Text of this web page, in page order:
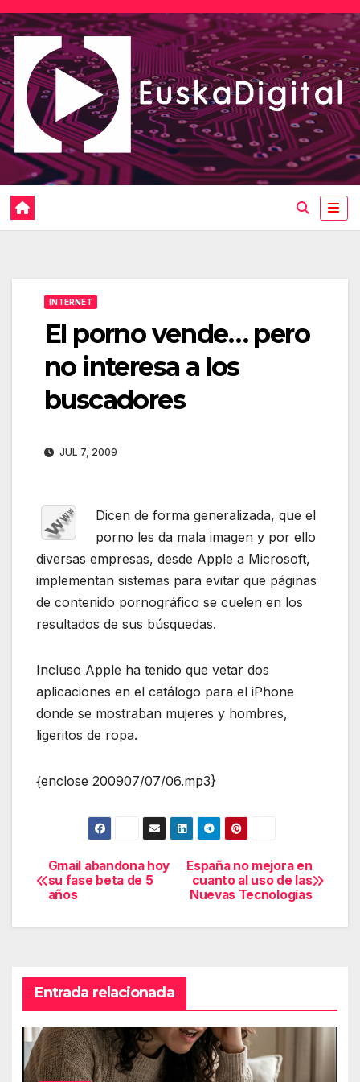
Saltar
al
contenido
INTERNET
El porno vende… pero
no interesa a los
buscadores
JUL 7, 2009
Dicen de forma generalizada, que el
porno les da mala imagen y por ello
diversas empresas, desde Apple a Microsoft,
implementan sistemas para evitar que páginas
de contenido pornográfico se cuelen en los
resultados de sus búsquedas.
Incluso Apple ha tenido que vetar dos
aplicaciones en el catálogo para el iPhone
donde se mostraban mujeres y hombres,
ligeritos de ropa.
{enclose 200907/07/06.mp3}
Navegación
de
España no mejora en
cuanto al uso de las
Nuevas Tecnologías
Gmail abandona hoy
su fase beta de 5
años
Entrada relacionada